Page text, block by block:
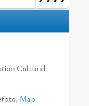
Cultural
Map